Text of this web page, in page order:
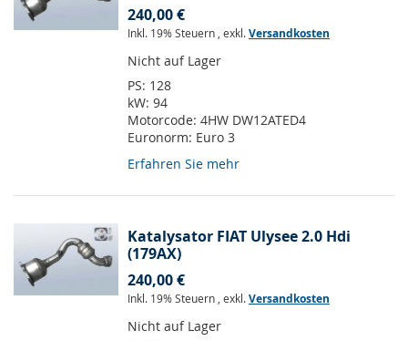
240,00 €
Inkl. 19% Steuern , exkl.Versandkosten
Nicht auf Lager
PS: 128
kW: 94
Motorcode: 4HW DW12ATED4
Euronorm: Euro 3
Erfahren Sie mehr
Katalysator FIAT Ulysee 2.0 Hdi
(179AX)
240,00 €
Inkl. 19% Steuern , exkl.Versandkosten
Nicht auf Lager